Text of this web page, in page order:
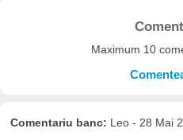
Maximum 10
Comentariu banc: Leo - 28 Mai